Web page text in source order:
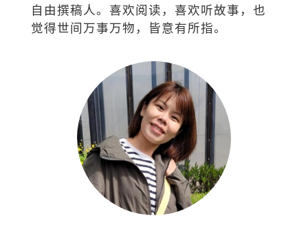
自由撰稿人。喜欢阅读，喜欢听故事，也
觉得世间万事万物，皆意有所指。